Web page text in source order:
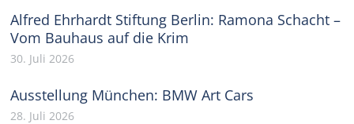
Alfred Ehrhardt Stiftung Berlin: Ramona Schacht –
Vom Bauhaus auf die Krim
30. Juli 2026
Ausstellung München: BMW Art Cars
28. Juli 2026